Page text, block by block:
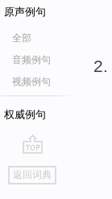
原声例句
全部
音频例句
视频例句
权威例句
go
top
返回词典